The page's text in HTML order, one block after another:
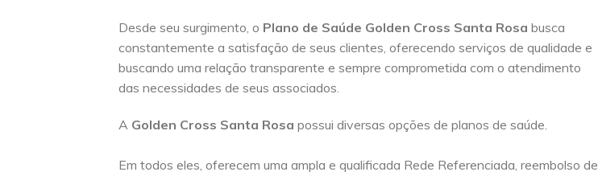
Desde seu surgimento, o Plano de Saúde Golden Cross Santa Rosa busca
constantemente a satisfação de seus clientes, oferecendo serviços de qualidade e
buscando uma relação transparente e sempre comprometida com o atendimento
das necessidades de seus associados.
A Golden Cross Santa Rosa possui diversas opções de planos de saúde.
Em todos eles, oferecem uma ampla e qualificada Rede Referenciada, reembolso de